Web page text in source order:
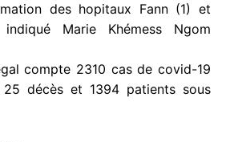
des hopitaux Fann (1) et
Marie Khémess Ngom
compte 2310 cas de covid-19
décès et 1394 patients sous